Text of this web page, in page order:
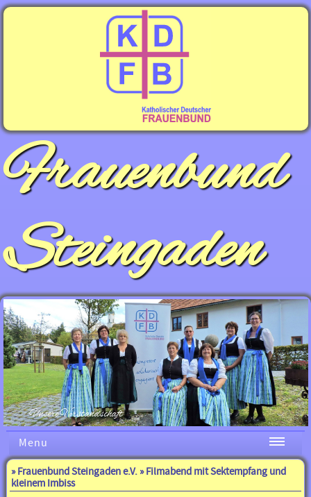
Frauenbund
Steingaden
Unsere Vorstandschaft
Menu
»Frauenbund Steingaden e.V. » Filmabend mit Sektempfang und
kleinem Imbiss